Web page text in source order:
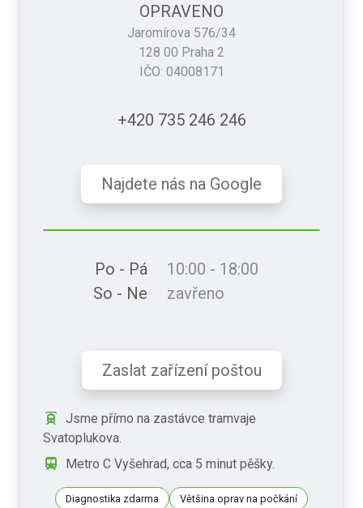
OPRAVENO
Jaromírova 576/34
128 00 Praha 2
IČO: 04008171
+420 735 246 246
Najdete nás na Google
Po - Pá
10:00 - 18:00
So - Ne
zavřeno
Zaslat zařízení poštou
Jsme přímo na zastávce tramvaje
Svatoplukova.
Metro C Vyšehrad, cca 5 minut pěšky.
Diagnostika zdarma Většina oprav na počkání